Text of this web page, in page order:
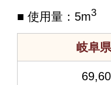
■ 使用量：5m3
岐阜